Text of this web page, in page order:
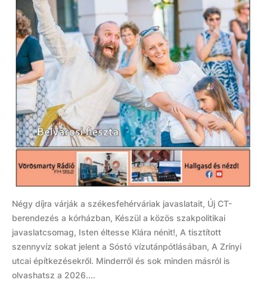
Négy díjra várják a székesfehérváriak javaslatait, Új CT-
berendezés a kórházban, Készül a közös szakpolitikai
javaslatcsomag, Isten éltesse Klára nénit!, A tisztított
szennyvíz sokat jelent a Sóstó vízutánpótlásában, A Zrínyi
utcai építkezésekről. Minderről és sok minden másról is
olvashatsz a 2026....